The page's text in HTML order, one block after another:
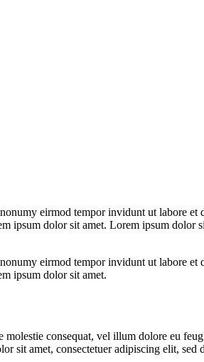
eirmod tempor invidunt ut labore
ipsum dolor sit amet. Lorem ipsum
eirmod tempor invidunt ut labore
ipsum dolor sit amet.
consequat, vel illum dolore eu
sit amet, consectetuer adipiscing elit, sed